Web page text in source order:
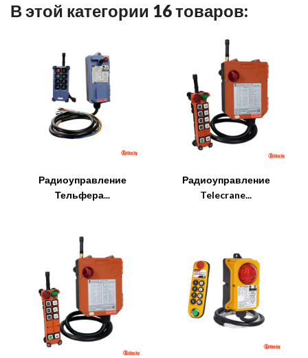
В этой категории 16 товаров:
Радиоуправление
Тельфера...
Радиоуправление
Telecrane...